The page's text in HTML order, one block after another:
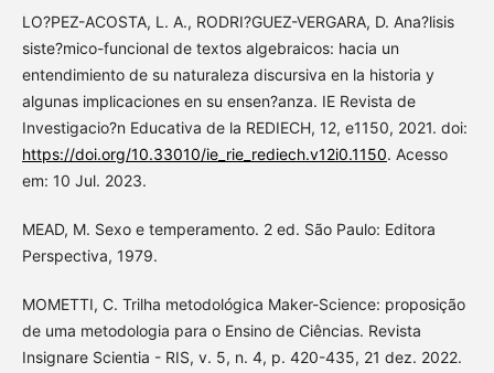
LO?PEZ-ACOSTA, L. A., RODRI?GUEZ-VERGARA, D. Ana?lisis
siste?mico-funcional de textos algebraicos: hacia un
entendimiento de su naturaleza discursiva en la historia y
algunas implicaciones en su ensen?anza. IE Revista de
Investigacio?n Educativa de la REDIECH, 12, e1150, 2021. doi:
https://doi.org/10.33010/ie_rie_rediech.v12i0.1150. Acesso
em: 10 Jul. 2023.
MEAD, M. Sexo e temperamento. 2 ed. São Paulo: Editora
Perspectiva, 1979.
MOMETTI, C. Trilha metodológica Maker-Science: proposição
de uma metodologia para o Ensino de Ciências. Revista
Insignare Scientia - RIS, v. 5, n. 4, p. 420-435, 21 dez. 2022.